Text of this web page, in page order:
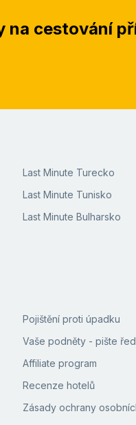
na cestování
Last Minute Turecko
Last Minute Tunisko
Last Minute Bulharsko
Pojištění proti úpadku
Vaše podněty - pište
Affiliate program
Recenze hotelů
Zásady ochrany